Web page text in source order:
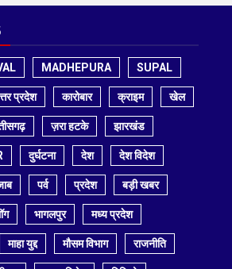
MADHEPURA SUPAL
प्रदेश कारोबार क्राइम खेल
ज़रा हटके झारखंड
दुर्घटना देश देश विदेश
पर्व प्रदेश बड़ी खबर
भागलपुर मध्य प्रदेश
माहा युद्द मौसम विभाग राजनीति